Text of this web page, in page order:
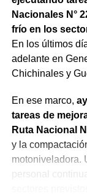
Nacionales N°
frío en los
En los últimos
adelante en
Chichinales y
En ese marco,
tareas de
Ruta Nacional
y la
motoniveladora.
personal